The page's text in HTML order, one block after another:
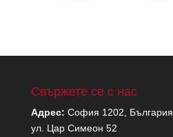
Свържете се с нас
Адрес: София 1202, България,
ул. Цар Симеон 52